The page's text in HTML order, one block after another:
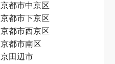
京都市中京区
京都市下京区
京都市西京区
京都市南区
京田辺市